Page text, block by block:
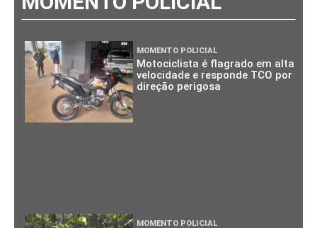
MOMENTO POLICIAL
Motociclista é flagrado em alta
velocidade e responde TCO por
direção perigosa
MOMENTO POLICIAL